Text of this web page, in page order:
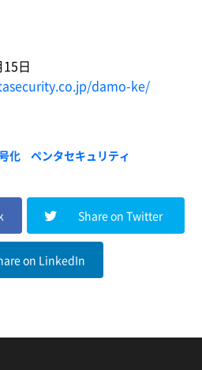
日
damo-ke/
化 ペンタセキュリティ
Share on Twitter
on LinkedIn